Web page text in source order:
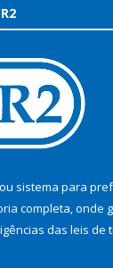
ou sistema para
completa, onde
das leis de